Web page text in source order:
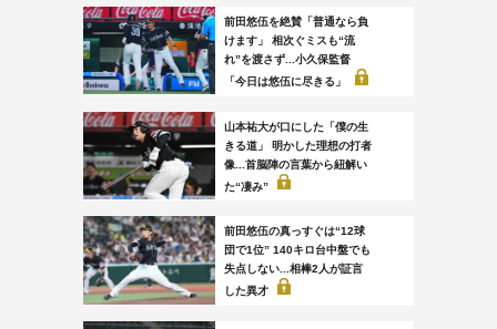
前田悠伍を絶賛「普通なら負
けます」 相次ぐミスも“流
れ”を渡さず...小久保監督
「今日は悠伍に尽きる」
山本祐大が口にした「僕の生
きる道」 明かした理想の打者
像...首脳陣の言葉から紐解い
た“凄み”
前田悠伍の真っすぐは“12球
団で1位” 140キロ台中盤でも
失点しない...相棒2人が証言
した異才